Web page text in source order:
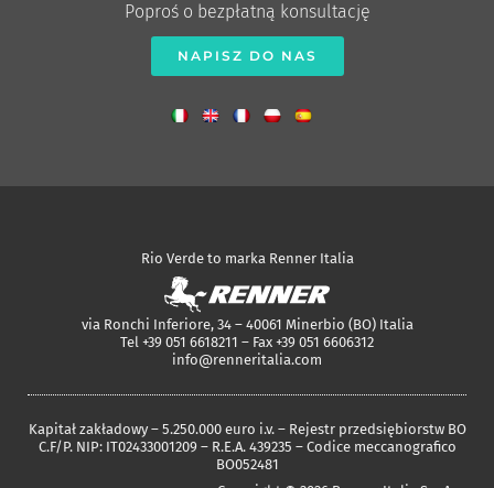
Poproś o bezpłatną konsultację
NAPISZ DO NAS
Rio Verde to marka Renner Italia
via Ronchi Inferiore, 34 – 40061 Minerbio (BO) Italia
Tel +39 051 6618211 – Fax +39 051 6606312
info@renneritalia.com
Kapitał zakładowy – 5.250.000 euro i.v. – Rejestr przedsiębiorstw BO
C.F/P. NIP: IT02433001209 – R.E.A. 439235 – Codice meccanografico
BO052481